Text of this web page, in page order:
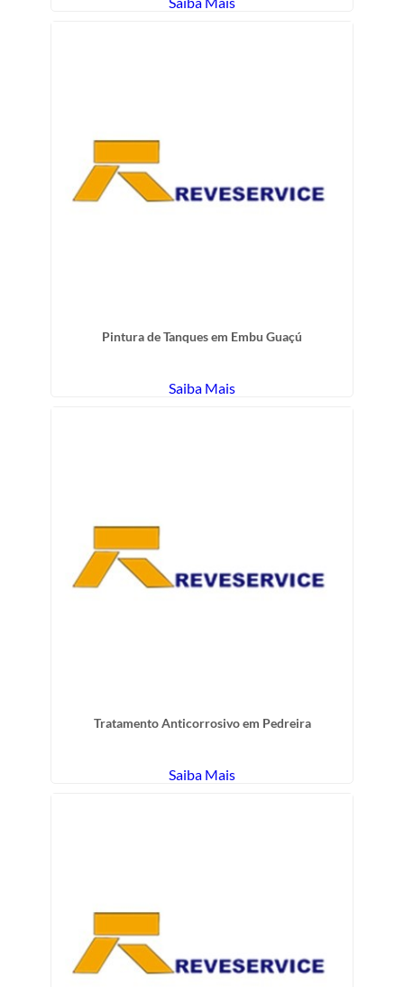
Pintura de Tanques em Embu Guaçú
Saiba Mais
Tratamento Anticorrosivo em Pedreira
Saiba Mais